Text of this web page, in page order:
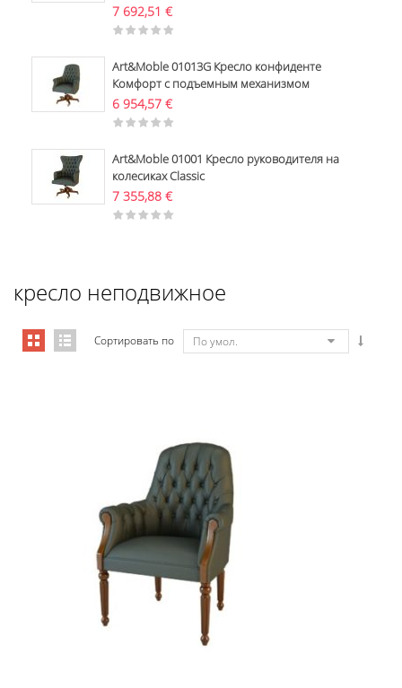
7 692,51 €
Art&Moble 01013G Кресло конфиденте
Комфорт с подъемным механизмом
6 954,57 €
Art&Moble 01001 Кресло руководителя на
колесиках Classic
7 355,88 €
кресло неподвижное
Сортировать по По умол.
Art&Moble 01013FB Кресло посетит...